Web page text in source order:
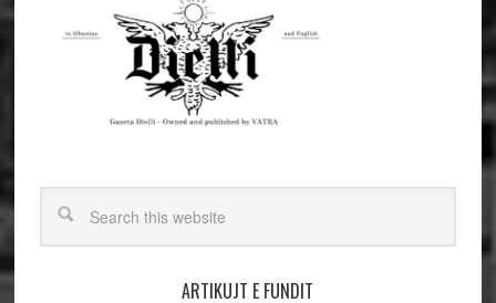
ARTIKUJT E FUNDIT